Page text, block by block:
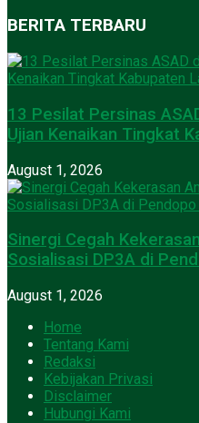
BERITA TERBARU
13 Pesilat Persinas
Ujian Kenaikan Tingkat
August 1, 2026
Sinergi Cegah
Sosialisasi DP3A di
August 1, 2026
Home
Tentang Kami
Redaksi
Kebijakan Privasi
Disclaimer
Hubungi Kami